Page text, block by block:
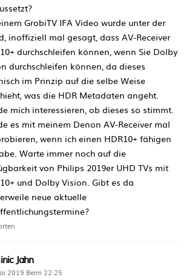
GrobiTV IFA Video wurde unter der
inoffiziell mal gesagt, dass AV-Receiver
durchschleifen können, wenn Sie Dolby
durchschleifen können, da dieses
im Prinzip auf die selbe Weise
was die HDR Metadaten angeht.
mich interessieren, ob dieses so stimmt.
es mit meinem Denon AV-Receiver mal
wenn ich einen HDR10+ fähigen
Warte immer noch auf die
von Philips 2019er UHD TVs mit
und Dolby Vision. Gibt es da
neue aktuelle
Jahn
2019 Beim 22:25